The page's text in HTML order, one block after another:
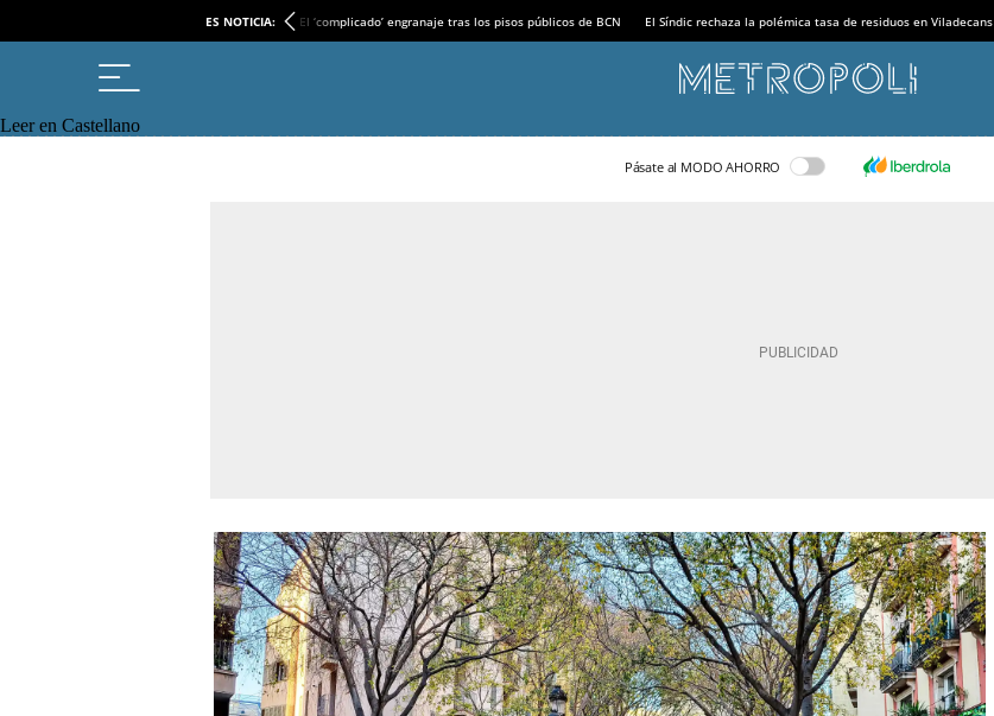
ES NOTICIA: El ‘complicado’ engranaje tras los pisos públicos de BCN El Síndic rechaza la polémica tasa de residuos en Viladecans
Leer en Castellano
Pásate al MODO AHORRO